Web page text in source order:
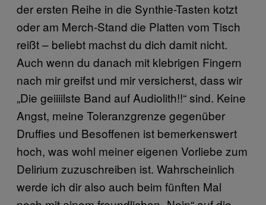
der ersten Reihe in die Synthie-Tasten kotzt
oder am Merch-Stand die Platten vom Tisch
reißt – beliebt machst du dich damit nicht.
Auch wenn du danach mit klebrigen Fingern
nach mir greifst und mir versicherst, dass wir
„Die geiiiilste Band auf Audiolith!!“ sind. Keine
Angst, meine Toleranzgrenze gegenüber
Druffies und Besoffenen ist bemerkenswert
hoch, was wohl meiner eigenen Vorliebe zum
Delirium zuzuschreiben ist. Wahrscheinlich
werde ich dir also auch beim fünften Mal